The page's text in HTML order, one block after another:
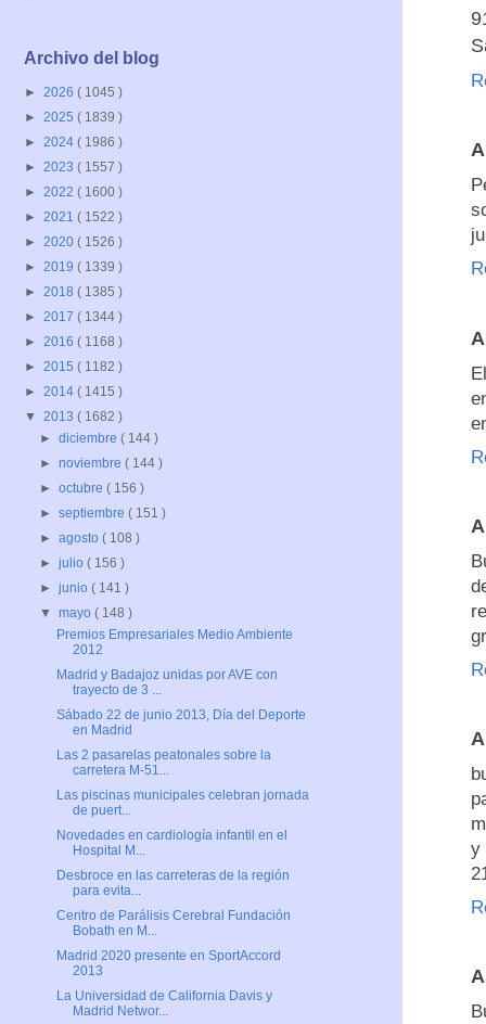
y
Archivo del blog
► 2026 ( 1045 )
► 2025 ( 1839 )
► 2024 ( 1986 )
► 2023 ( 1557 )
► 2022 ( 1600 )
► 2021 ( 1522 )
► 2020 ( 1526 )
► 2019 ( 1339 )
► 2018 ( 1385 )
► 2017 ( 1344 )
► 2016 ( 1168 )
► 2015 ( 1182 )
► 2014 ( 1415 )
▼ 2013 ( 1682 )
►diciembre( 144 )
►noviembre( 144 )
►octubre( 156 )
►septiembre( 151 )
►agosto( 108 )
►julio( 156 )
►junio( 141 )
▼mayo( 148 )
Premios Empresariales Medio Ambiente
2012
Madrid y Badajoz unidas por AVE con
trayecto de 3 ...
Sábado 22 de junio 2013, Día del Deporte
en Madrid
Las 2 pasarelas peatonales sobre la
carretera M-51...
Las piscinas municipales celebran jornada
de puert...
Novedades en cardiología infantil en el
Hospital M...
Desbroce en las carreteras de la región
para evita...
Centro de Parálisis Cerebral Fundación
Bobath en M...
Madrid 2020 presente en SportAccord
2013
La Universidad de California Davis y
Madrid Networ...